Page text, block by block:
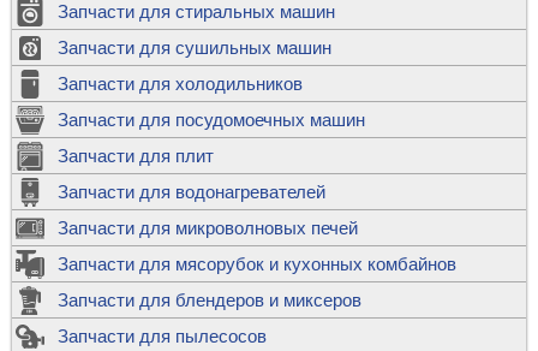
Запчасти для стиральных машин
Запчасти для сушильных машин
Запчасти для холодильников
Запчасти для посудомоечных машин
Запчасти для плит
Запчасти для водонагревателей
Запчасти для микроволновых печей
Запчасти для мясорубок и кухонных комбайнов
Запчасти для блендеров и миксеров
Запчасти для пылесосов